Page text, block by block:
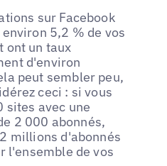
sur Facebook
5,2 % de vos
ont un taux
d'environ
peut sembler peu,
ceci : si vous
sites avec une
2 000 abonnés,
millions d'abonnés
l'ensemble de vos